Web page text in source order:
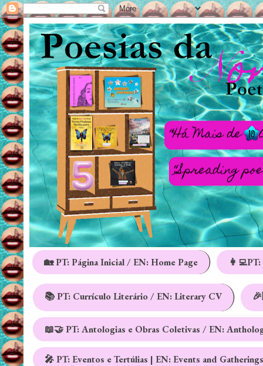
🏡 PT: Página Inicial / EN: Home Page
📚 PT: Currículo Literário / EN: Literary CV
📖🤝 PT: Antologias e Obras Coletivas / EN:
🎤 PT: Eventos e Tertúlias | EN: Events and Gatherings